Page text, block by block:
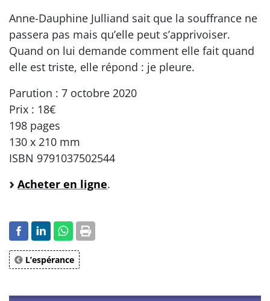
Anne-Dauphine Julliand sait que la souffrance ne
passera pas mais qu’elle peut s’apprivoiser.
Quand on lui demande comment elle fait quand
elle est triste, elle répond : je pleure.
Parution : 7 octobre 2020
Prix : 18€
198 pages
130 x 210 mm
ISBN 9791037502544
Acheter en ligne.
L’espérance